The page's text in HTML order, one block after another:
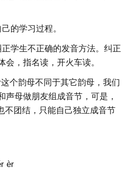
的学习过程。
生不正确的发音方法。纠正
会，指名读，开火车读。
韵母不同于其它韵母，我们
声母做朋友组成音节，可是，
不团结，只能自己独立成音节
èr